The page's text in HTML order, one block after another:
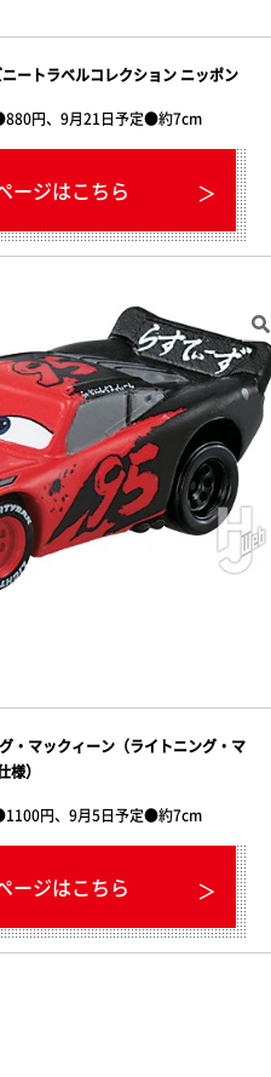
ートラベルコレクション ニッポン
円、9月21日予定●約7cm
ージはこちら
・マックィーン（ライトニング・マ
様）
円、9月5日予定●約7cm
ージはこちら